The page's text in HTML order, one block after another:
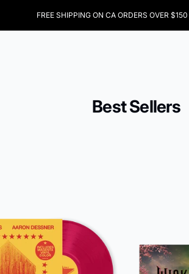
FREE SHIPPING ON CA ORDERS OVER $150
Best Sellers